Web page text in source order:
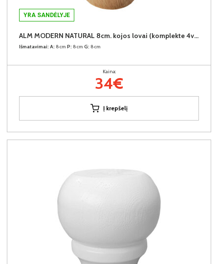
YRA SANDĖLYJE
ALM MODERN NATURAL 8cm. kojos lovai (komplekte 4vnt.) +34€
Išmatavimai: A: 8cm P: 8cm G: 8cm
Kaina:
34€
Į krepšelį